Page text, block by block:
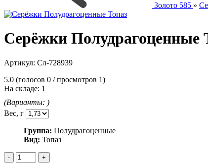
Золото 585 »
Серёжки Полудрагоценные
Артикул: Сл-728939
5.0 (голосов 0 / просмотров 1)
На складе: 1
(Варианты: )
Вес, г
Группа: Полудрагоценные
Вид: Топаз